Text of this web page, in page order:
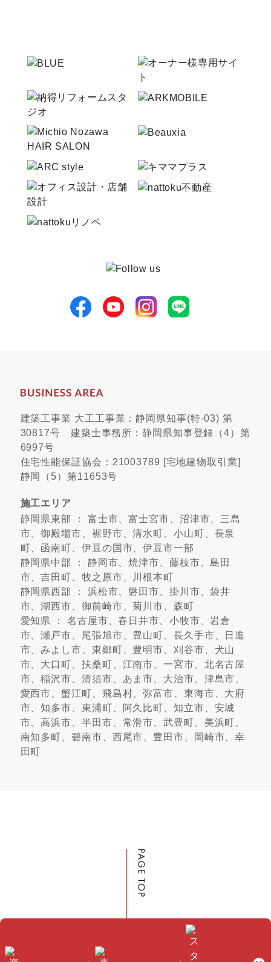
建築工事業 大工工事業：静岡県知事(特-03) 第
30817号 建築士事務所：静岡県知事登録（4）第
6997号
住宅性能保証協会：21003789 [宅地建物取引業]
静岡（5）第11653号
施工エリア
静岡県東部 ： 富士市、富士宮市、沼津市、三島
市、御殿場市、裾野市、清水町、小山町、長泉
町、函南町、伊豆の国市、伊豆市一部
静岡県中部 ： 静岡市、焼津市、藤枝市、島田
市、吉田町、牧之原市、川根本町
静岡県西部 ： 浜松市、磐田市、掛川市、袋井
市、湖西市、御前崎市、菊川市、森町
愛知県 ： 名古屋市、春日井市、小牧市、岩倉
市、瀬戸市、尾張旭市、豊山町、長久手市、日進
市、みよし市、東郷町、豊明市、刈谷市、犬山
市、大口町、扶桑町、江南市、一宮市、北名古屋
市、稲沢市、清須市、あま市、大治市、津島市、
愛西市、蟹江町、飛島村、弥富市、東海市、大府
市、知多市、東浦町、阿久比町、知立市、安城
市、高浜市、半田市、常滑市、武豊町、美浜町、
南知多町、碧南市、西尾市、豊田市、岡崎市、幸
田町